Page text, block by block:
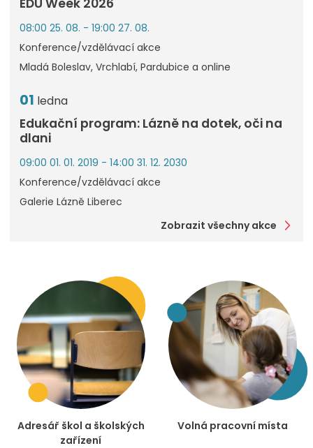
EDU Week 2026
08:00 25. 08. - 19:00 27. 08.
Konference/vzdělávací akce
Mladá Boleslav, Vrchlabí, Pardubice a online
01 ledna
Edukační program: Lázně na dotek, oči na
dlani
09:00 01. 01. 2019 - 14:00 31. 12. 2030
Konference/vzdělávací akce
Galerie Lázně Liberec
Zobrazit všechny akce
Adresář škol a školských
zařízení
Volná pracovní místa